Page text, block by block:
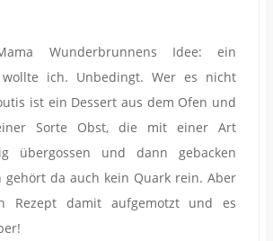
Wunderbrunnens Idee: ein
wollte ich. Unbedingt. Wer es nicht
ist ein Dessert aus dem Ofen und
Sorte Obst, die mit einer Art
übergossen und dann gebacken
gehört da auch kein Quark rein. Aber
Rezept damit aufgemotzt und es